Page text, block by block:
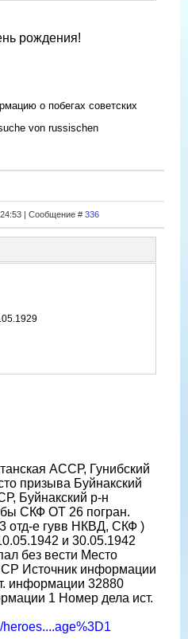
рождения!
о побегах советских
von russischen
| Сообщение # 336
АССР, Гунибский
призыва Буйнакский
Буйнакский р-н
СКФ ОТ 26 погран.
отд-е гувв НКВД, СКФ )
и 30.05.1942
без вести Место
Источник информации
информации 32880
1 Номер дела ист.
heroes....age%3D1